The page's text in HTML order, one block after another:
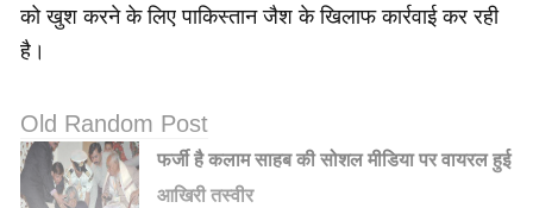
को खुश करने के लिए पाकिस्तान जैश के खिलाफ कार्रवाई कर रही
है।
Old Random Post
फर्जी है कलाम साहब की सोशल मीडिया पर वायरल हुई
आखिरी तस्वीर